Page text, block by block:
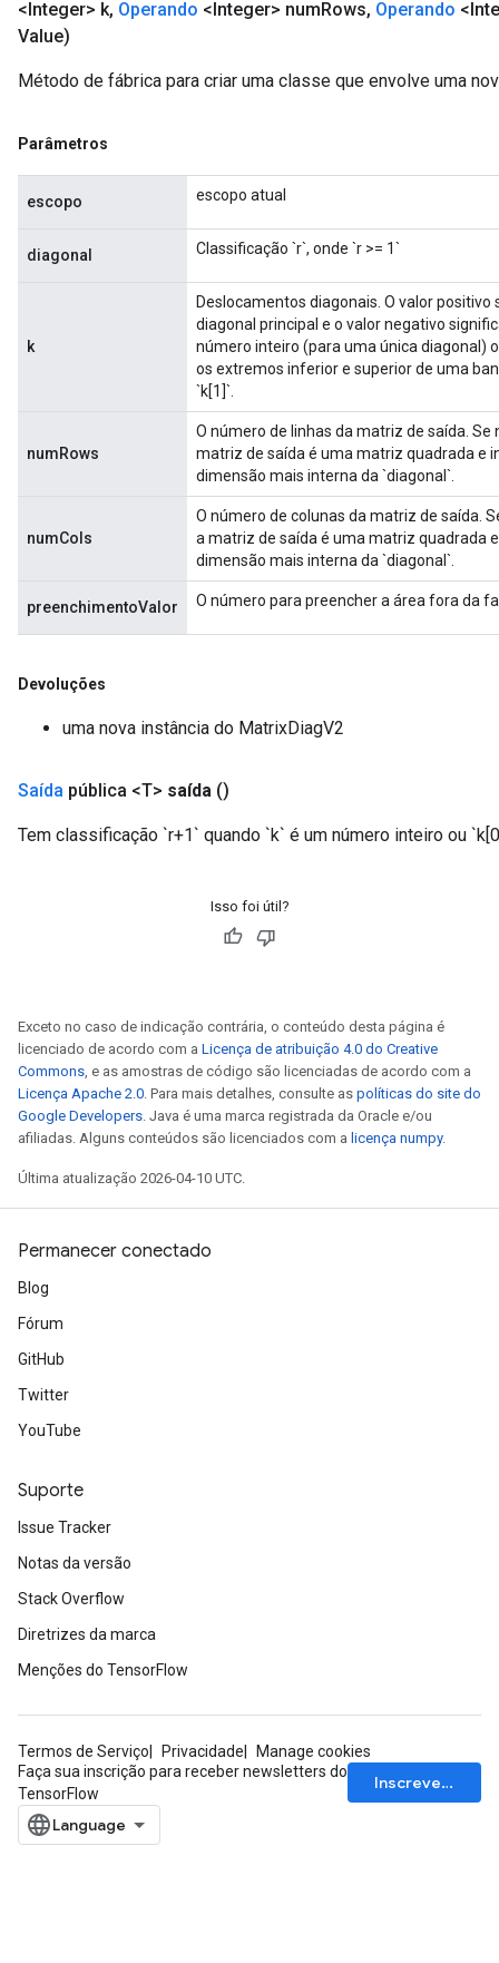
<Integer> k, Operando <Integer> numRows, Operando
Value)
Método de fábrica para criar uma classe que envolve uma
Parâmetros
escopo escopo atual
diagonal Classificação `r`, onde `r >= 1`
k
Deslocamentos diagonais. O valor
diagonal principal e o valor negativo
número inteiro (para uma única diagonal)
os extremos inferior e superior de uma
`k[1]`.
numRows
O número de linhas da matriz de saída.
matriz de saída é uma matriz quadrada e
dimensão mais interna da `diagonal`.
numCols
O número de colunas da matriz de saída.
a matriz de saída é uma matriz quadrada
dimensão mais interna da `diagonal`.
preenchimentoValor O número para preencher a área fora da
Devoluções
uma nova instância do MatrixDiagV2
Saída pública <T> saída ()
Tem classificação `r+1` quando `k` é um número inteiro ou
Isso foi útil?
Exceto no caso de indicação contrária, o conteúdo desta página é
licenciado de acordo com a Licença de atribuição 4.0 do Creative
Commons, e as amostras de código são licenciadas de acordo com a
Licença Apache 2.0. Para mais detalhes, consulte as políticas do site do
Google Developers. Java é uma marca registrada da Oracle e/ou
afiliadas. Alguns conteúdos são licenciados com a licença numpy.
Última atualização 2026-04-10 UTC.
Permanecer conectado
Blog
Fórum
GitHub
Twitter
YouTube
Suporte
Issue Tracker
Notas da versão
Stack Overflow
Diretrizes da marca
Menções do TensorFlow
Termos de Serviço Privacidade
Manage cookies
Faça sua inscrição para receber newsletters do
TensorFlow
Inscrever-se